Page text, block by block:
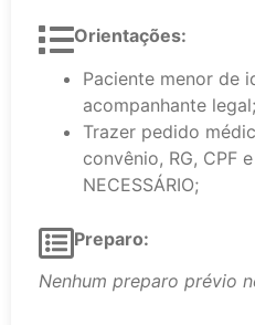
Orientações:
Paciente menor de
acompanhante legal;
Trazer pedido
convênio, RG, CPF
NECESSÁRIO;
Preparo:
Nenhum preparo prévio